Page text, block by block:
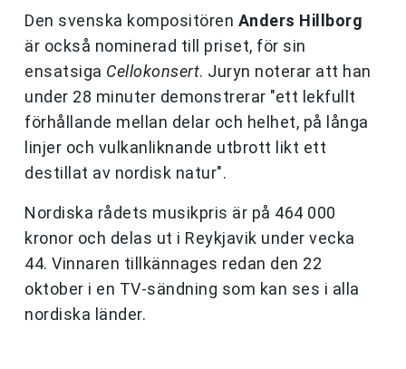
Den svenska kompositören Anders Hillborg
är också nominerad till priset, för sin
ensatsiga Cellokonsert. Juryn noterar att han
under 28 minuter demonstrerar "ett lekfullt
förhållande mellan delar och helhet, på långa
linjer och vulkanliknande utbrott likt ett
destillat av nordisk natur".
Nordiska rådets musikpris är på 464 000
kronor och delas ut i Reykjavik under vecka
44. Vinnaren tillkännages redan den 22
oktober i en TV-sändning som kan ses i alla
nordiska länder.